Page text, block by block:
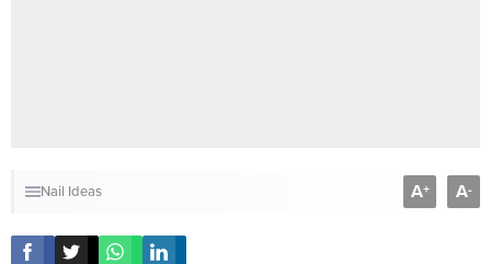
Nail Ideas A+ A-